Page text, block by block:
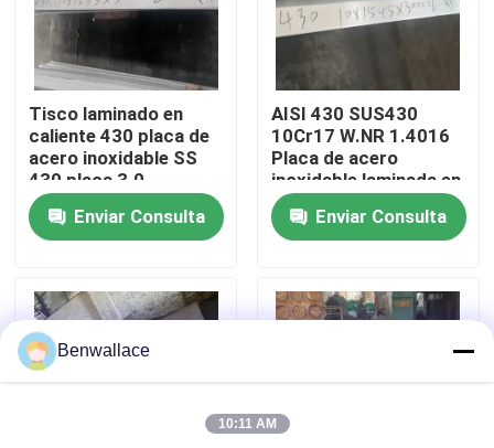
Sobre nosotros
recorrido por la fábrica
Control de calidad
Contacta con nosotros
Noticias
Casos de trabajo
Tisco laminado en
caliente 430 placa de
acero inoxidable SS
430 placa 3.0 -
10.0mm No.1
superficieEnviar Consulta
AISI 430 SUS430
10Cr17 W.NR 1.4016
Placa de acero
inoxidable laminada en
caliente
10*1500*6000
Superficie NO.1
Enviar Consulta
Benwallace
10:11 AM